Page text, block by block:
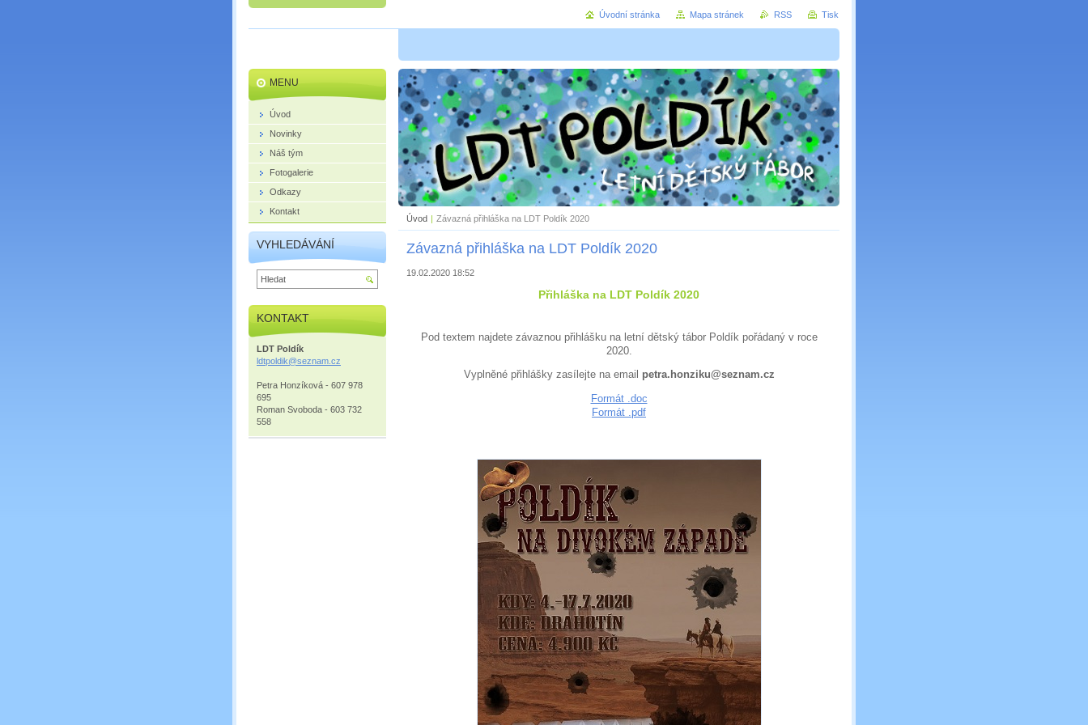
Úvod | Závazná přihláška na LDT Poldík 2020
Závazná přihláška na LDT Poldík 2020
19.02.2020 18:52
Přihláška na LDT Poldík 2020
Pod textem najdete závaznou přihlášku na letní dětský tábor Poldík pořádaný v roce
2020.
Vyplněné přihlášky zasílejte na email petra.honziku@seznam.cz
Formát .doc
Formát .pdf
MENU
Úvod
Novinky
Náš tým
Fotogalerie
Odkazy
Kontakt
VYHLEDÁVÁNÍ
KONTAKT
LDT Poldík
ldtpoldik@seznam .cz
Petra Honzíková - 607 978
695
Roman Svoboda - 603 732
558
Úvodní stránka Mapa stránek RSS Tisk